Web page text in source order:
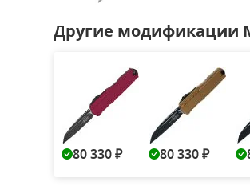
Другие модификации
80 330 ₽ 80 330 ₽